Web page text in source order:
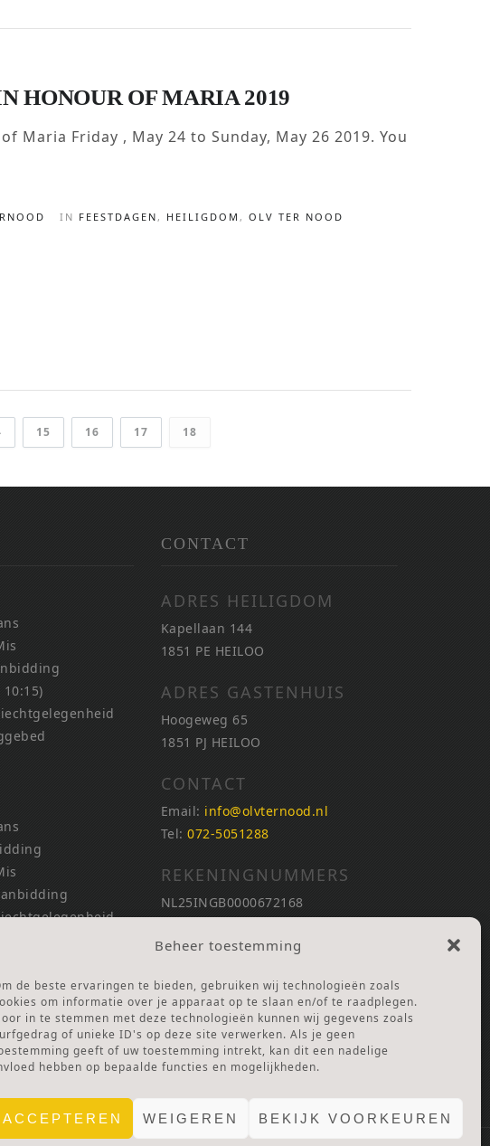
Beheer toestemming
de beste ervaringen te bieden, gebruiken wij technologieën zoals
om informatie over je apparaat op te slaan en/of te raadplegen.
in te stemmen met deze technologieën kunnen wij gegevens zoals
of unieke ID's op deze site verwerken. Als je geen
geeft of uw toestemming intrekt, kan dit een nadelige
hebben op bepaalde functies en mogelijkheden.
ACCEPTEREN WEIGEREN BEKIJK VOORKEUREN
HONOUR OF MARIA 2019
Maria Friday , May 24 to Sunday, May 26 2019. You
IN FEESTDAGEN, HEILIGDOM,OLV TER NOOD
15 16 17 18
& Lof
CONTACT
ADRES HEILIGDOM
Kapellaan 144
1851 PE HEILOO
ADRES GASTENHUIS
Hoogeweg 65
1851 PJ HEILOO
CONTACT
Email: info@olvternood.nl
Tel: 072-5051288
REKENINGNUMMERS
NL25INGB0000672168
Ga naar Doneren
ANBI Stichting
RSIN nummer:002832987